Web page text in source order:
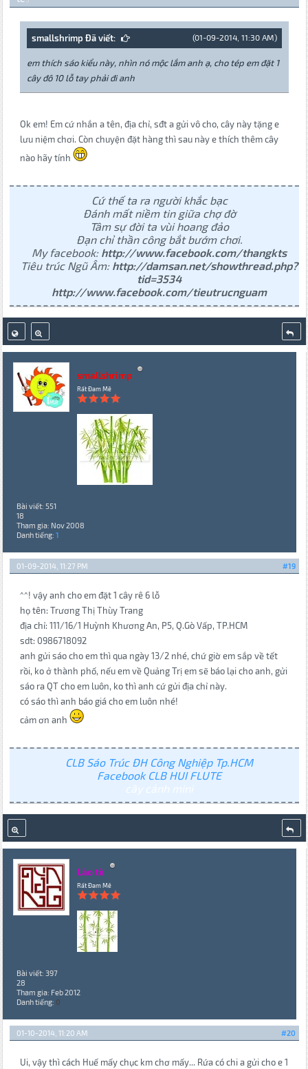
(01-09-2014, 11:30 AM)
smallshrimp Đã viết:
em thích sáo kiểu này, nhìn nó mộc lắm anh ạ, cho tép em đặt 1
cây đô 10 lỗ tay phải đi anh
Ok em! Em cứ nhắn a tên, địa chỉ, sđt a gửi vô cho, cây này tặng e
lưu niệm chơi. Còn chuyện đặt hàng thì sau này e thích thêm cây
nào hãy tính
Cứ thế ta ra người khắc bạc
Đánh mất niềm tin giữa chợ đờ
Tâm sự đời ta vùi hoang đảo
Đạn chỉ thần công bắt bướm chơi.
My facebook: http://www.facebook.com/thangkts
Tiêu trúc Ngũ Âm: http://damsan.net/showthread.php?
tid=3534
http://www.facebook.com/tieutrucnguam
smallshrimp
Rất Đam Mê
Bài viết: 551
18
Tham gia: Nov 2008
Danh tiếng: 1
#19
01-09-2014, 11:27 PM
^^! vậy anh cho em đặt 1 cây rê 6 lỗ
họ tên: Trương Thị Thùy Trang
địa chỉ: 111/16/1 Huỳnh Khương An, P5, Q.Gò Vấp, TP.HCM
sdt: 0986718092
anh gửi sáo cho em thì qua ngày 13/2 nhé, chứ giờ em sắp về tết
rồi, ko ở thành phố, nếu em về Quảng Trị em sẽ báo lại cho anh, gửi
sáo ra QT cho em luôn, ko thì anh cứ gửi địa chỉ này.
có sáo thì anh báo giá cho em luôn nhé!
cảm ơn anh
CLB Sáo Trúc ĐH Công Nghiệp Tp.HCM
Facebook CLB HUI FLUTE
cây cảnh mini
Lão tè
Rất Đam Mê
Bài viết: 397
28
Tham gia: Feb 2012
Danh tiếng: 0
#20
01-10-2014, 11:20 AM
Ui, vậy thì cách Huế mấy chục km chơ mấy... Rứa có chi a gửi cho e 1